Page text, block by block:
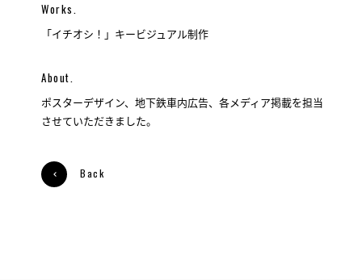
Works.
「イチオシ！」キービジュアル制作
About.
ポスターデザイン、地下鉄車内広告、各メディア掲載を担当
させていただきました。
Back